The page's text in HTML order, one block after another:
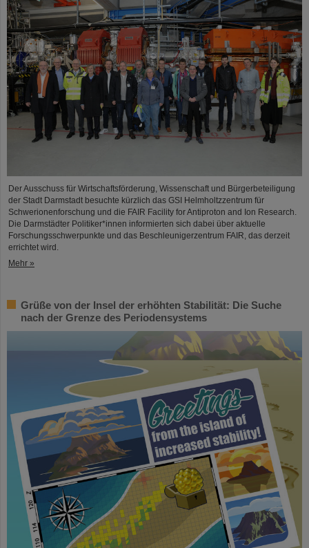
Der Ausschuss für Wirtschaftsförderung, Wissenschaft und Bürgerbeteiligung
der Stadt Darmstadt besuchte kürzlich das GSI Helmholtzzentrum für
Schwerionenforschung und die FAIR Facility for Antiproton and Ion Research.
Die Darmstädter Politiker*innen informierten sich dabei über aktuelle
Forschungsschwerpunkte und das Beschleunigerzentrum FAIR, das derzeit
errichtet wird.
Mehr »
Grüße von der Insel der erhöhten Stabilität: Die Suche
nach der Grenze des Periodensystems